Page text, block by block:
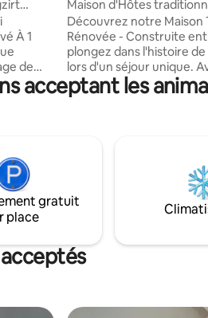
1
de
séjour,
Vous
Maison d'Hôtes
(Ouadhias)
Découvrez notre Maison
Rénovée - Construite
plongez dans l'histoire
lors d'un séjour unique.
chambres, dont une suite,
douches spacieuses,
delà des activités que l'on
(randonnées équestres
etc.) À très bientôt! Équipe du Refuge du
acceptant les
gratuit
place